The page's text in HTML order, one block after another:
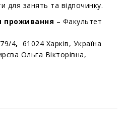
для занять та відпочинку.
проживання – Факультет
4, 61024 Харків, Україна
Ольга Вікторівна,